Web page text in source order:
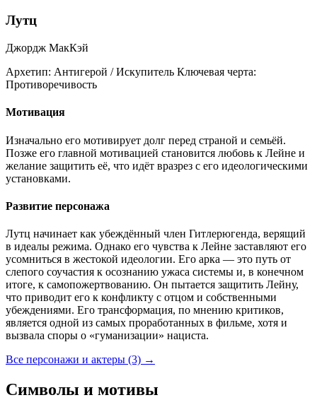
Лутц
Джордж МакКэй
Архетип: Антигерой / Искупитель Ключевая черта:
Противоречивость
Мотивация
Изначально его мотивирует долг перед страной и семьёй.
Позже его главной мотивацией становится любовь к Лейне и
желание защитить её, что идёт вразрез с его идеологическими
установками.
Развитие персонажа
Лутц начинает как убеждённый член Гитлерюгенда, верящий
в идеалы режима. Однако его чувства к Лейне заставляют его
усомниться в жестокой идеологии. Его арка — это путь от
слепого соучастия к осознанию ужаса системы и, в конечном
итоге, к самопожертвованию. Он пытается защитить Лейну,
что приводит его к конфликту с отцом и собственными
убеждениями. Его трансформация, по мнению критиков,
является одной из самых проработанных в фильме, хотя и
вызвала споры о «гуманизации» нациста.
Все персонажи и актеры (3) →
Символы и мотивы